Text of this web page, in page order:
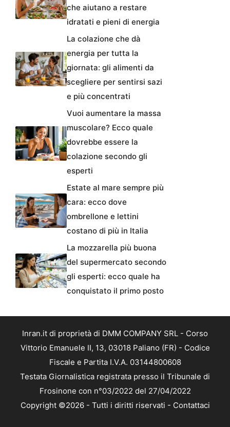
che aiutano a restare
idratati e pieni di energia
La colazione che dà
energia per tutta la
giornata: gli alimenti da
scegliere per sentirsi sazi
e più concentrati
Vuoi aumentare la massa
muscolare? Ecco quale
dovrebbe essere la
colazione secondo gli
esperti
Estate al mare sempre più
cara: ecco dove
ombrellone e lettini
costano di più in Italia
La mozzarella più buona
del supermercato secondo
gli esperti: ecco quale ha
conquistato il primo posto
Inran.it di proprietà di DMM COMPANY SRL - Corso
Vittorio Emanuele II, 13, 03018 Paliano (FR) - Codice
Fiscale e Partita I.V.A. 03144800608
Testata Giornalistica registrata presso il Tribunale di
Frosinone con n°03/2022 del 27/04/2022
Copyright ©2026 - Tutti i diritti riservati - Contattaci